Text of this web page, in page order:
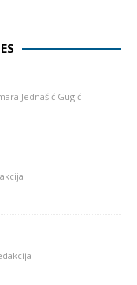
Jednašić Gugić